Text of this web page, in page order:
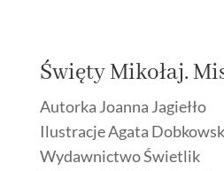
Święty Mikołaj.
Autorka Joanna Jagiełło
Ilustracje Agata
Wydawnictwo Świetlik